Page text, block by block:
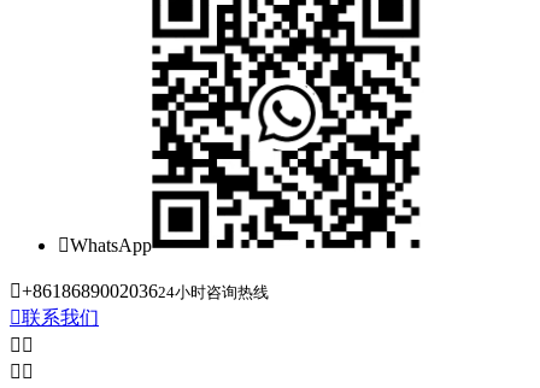
WhatsApp
+861868900203624小时咨询热线
联系我们
 
 